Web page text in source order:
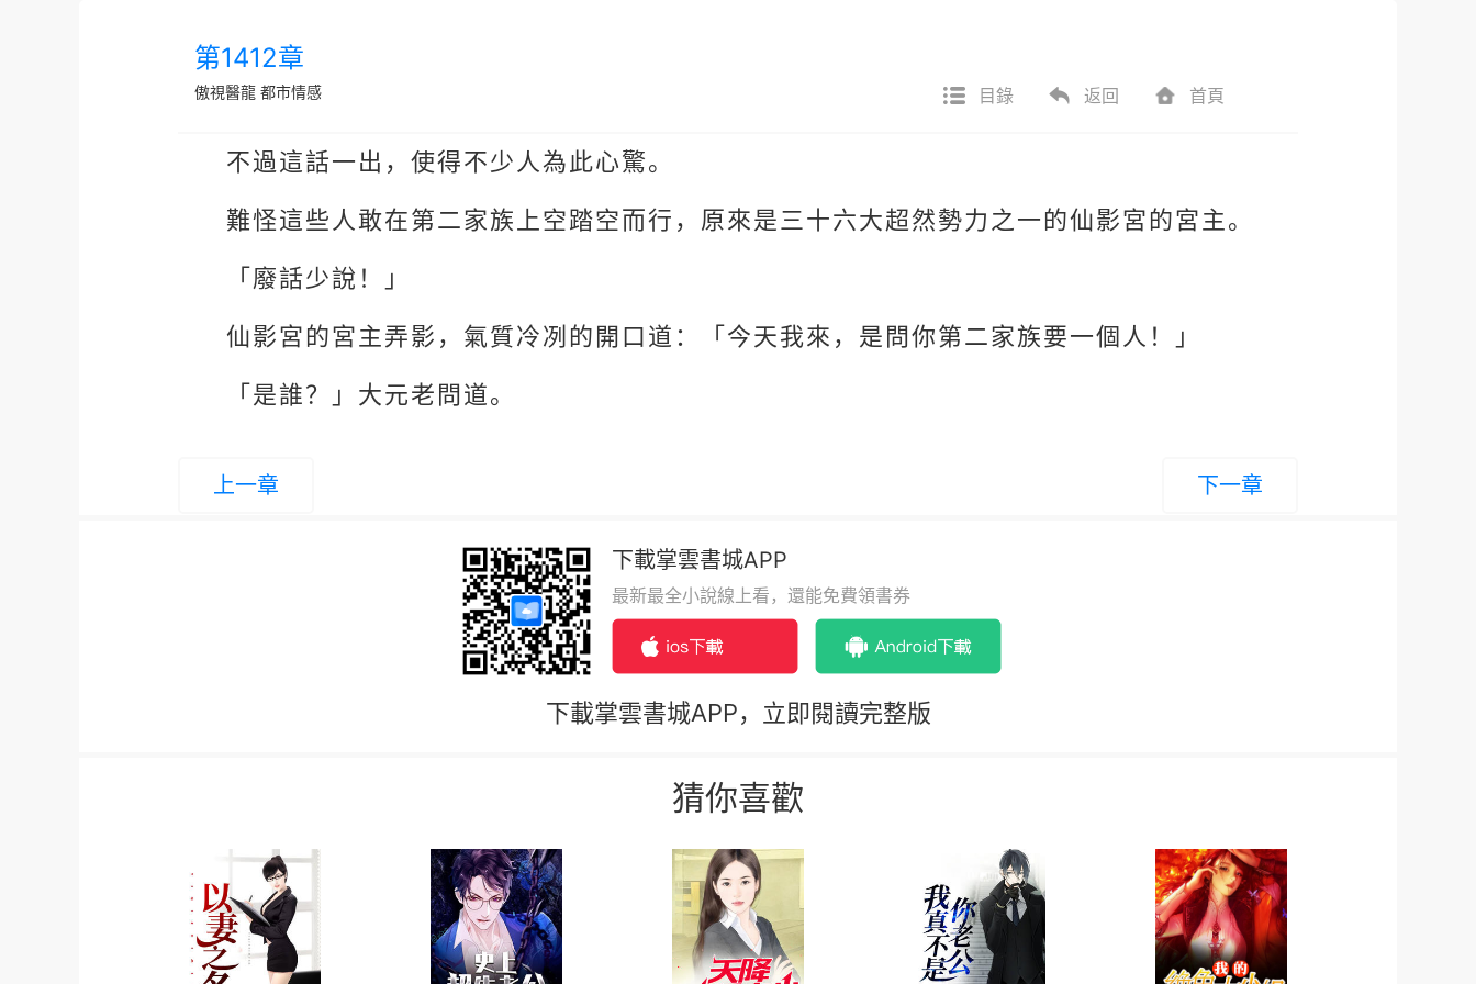
第1412章
傲視醫龍 都市情感 目錄 返回 首頁
不過這話一出，使得不少人為此心驚。
難怪這些人敢在第二家族上空踏空而行，原來是三十六大超然勢力之一的仙影宮的宮主。
「廢話少說！」
仙影宮的宮主弄影，氣質冷冽的開口道：「今天我來，是問你第二家族要一個人！」
「是誰？」大元老問道。
上一章 下一章
下載掌雲書城APP
最新最全小說線上看，還能免費領書券
下載掌雲書城APP，立即閱讀完整版
猜你喜歡